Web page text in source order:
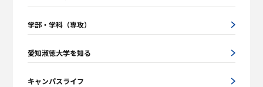
学部・学科（専攻）
愛知淑徳大学を知る
キャンパスライフ